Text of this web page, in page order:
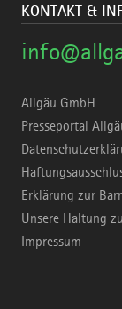
KONTAKT &
Allgäu GmbH
Presseportal
Erklärung zur
Unsere Haltung
Impressum